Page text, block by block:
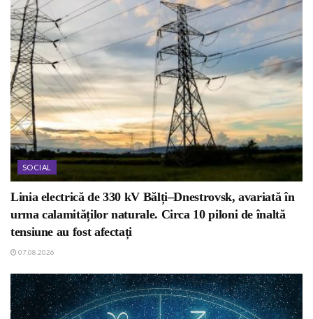
SOCIAL
Linia electrică de 330 kV Bălți–Dnestrovsk, avariată în
urma calamităților naturale. Circa 10 piloni de înaltă
tensiune au fost afectați
07.08.2026